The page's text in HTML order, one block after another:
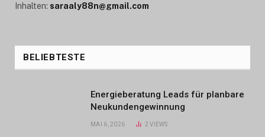
Inhalten: saraaly88n@gmail.com
BELIEBTESTE
Energieberatung Leads für planbare
Neukundengewinnung
MAI 6, 2026 2VIEWS